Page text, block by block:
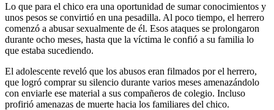
Lo que para el chico era una oportunidad de sumar conocimientos y
unos pesos se convirtió en una pesadilla. Al poco tiempo, el herrero
comenzó a abusar sexualmente de él. Esos ataques se prolongaron
durante ocho meses, hasta que la víctima le confió a su familia lo
que estaba sucediendo.
El adolescente reveló que los abusos eran filmados por el herrero,
que logró comprar su silencio durante varios meses amenazándolo
con enviarle ese material a sus compañeros de colegio. Incluso
profirió amenazas de muerte hacia los familiares del chico.